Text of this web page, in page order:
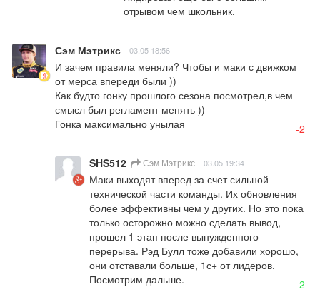
отрывом чем школьник.
Сэм Мэтрикс 03.05 18:56
И зачем правила меняли? Чтобы и маки с движком
от мерса впереди были ))
Как будто гонку прошлого сезона посмотрел,в чем
смысл был регламент менять ))
Гонка максимально унылая
-2
SHS512 Сэм Мэтрикс 03.05 19:34
Маки выходят вперед за счет сильной
технической части команды. Их обновления
более эффективны чем у других. Но это пока
только осторожно можно сделать вывод,
прошел 1 этап после вынужденного
перерыва. Рэд Булл тоже добавили хорошо,
они отставали больше, 1с+ от лидеров.
Посмотрим дальше.
2